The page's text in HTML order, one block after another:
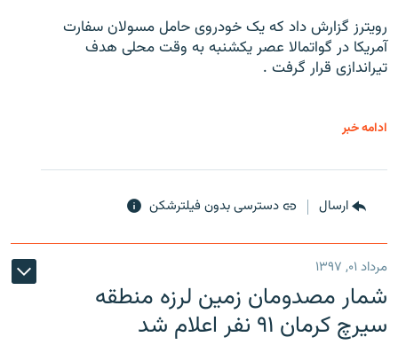
رویترز گزارش داد که یک خودروی حامل مسولان سفارت
آمریکا در گواتمالا عصر یکشنبه به وقت محلی هدف
تیراندازی قرار گرفت .
ادامه خبر
ارسال دسترسی بدون فیلترشکن
مرداد ۰۱, ۱۳۹۷
شمار مصدومان زمین لرزه منطقه
سیرچ کرمان ۹۱ نفر اعلام شد